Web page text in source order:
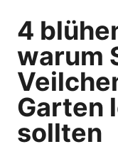
4
warum
Garten
sollten